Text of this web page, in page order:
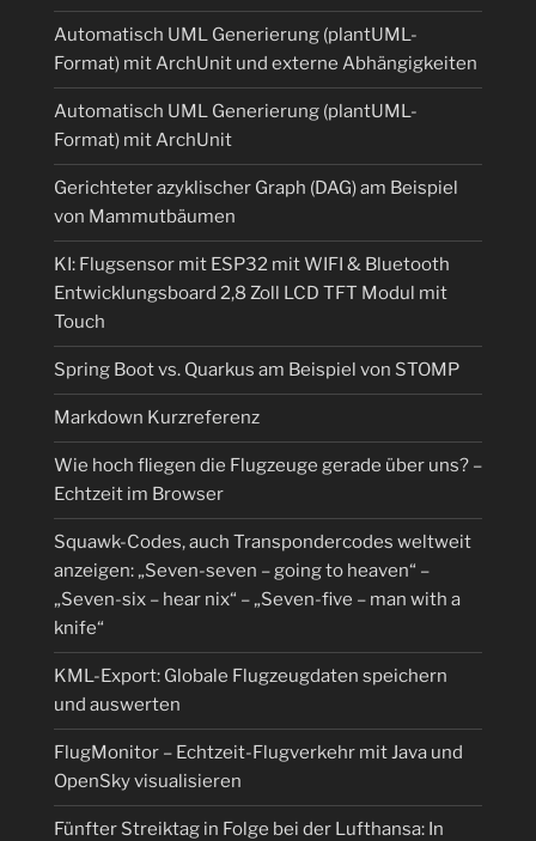
Automatisch UML Generierung (plantUML-
Format) mit ArchUnit und externe Abhängigkeiten
Automatisch UML Generierung (plantUML-
Format) mit ArchUnit
Gerichteter azyklischer Graph (DAG) am Beispiel
von Mammutbäumen
KI: Flugsensor mit ESP32 mit WIFI & Bluetooth
Entwicklungsboard 2,8 Zoll LCD TFT Modul mit
Touch
Spring Boot vs. Quarkus am Beispiel von STOMP
Markdown Kurzreferenz
Wie hoch fliegen die Flugzeuge gerade über uns? –
Echtzeit im Browser
Squawk-Codes, auch Transpondercodes weltweit
anzeigen: „Seven-seven – going to heaven“ –
„Seven-six – hear nix“ – „Seven-five – man with a
knife“
KML-Export: Globale Flugzeugdaten speichern
und auswerten
FlugMonitor – Echtzeit-Flugverkehr mit Java und
OpenSky visualisieren
Fünfter Streiktag in Folge bei der Lufthansa: In